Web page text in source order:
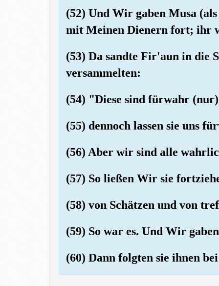
(52) Und Wir gaben Musa
mit Meinen Dienern fort; ihr
(53) Da sandte Fir'aun in die
versammelten:
(54) "Diese sind fürwahr
(55) dennoch lassen sie uns
(56) Aber wir sind alle
(57) So ließen Wir sie
(58) von Schätzen und von
(59) So war es. Und Wir
(60) Dann folgten sie ihnen